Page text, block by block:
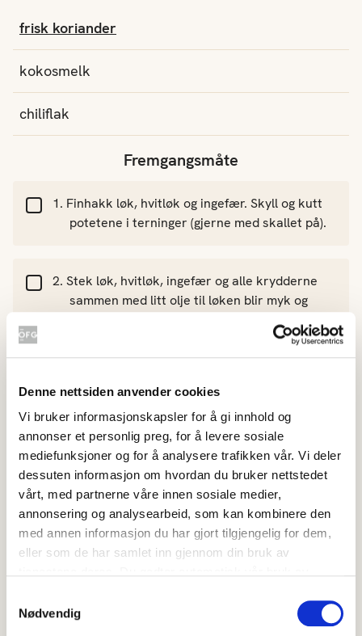
Denne nettsiden anvender cookies
Vi bruker informasjonskapsler for å gi innhold og
annonser et personlig preg, for å levere sosiale
mediefunksjoner og for å analysere trafikken vår. Vi deler
dessuten informasjon om hvordan du bruker nettstedet
vårt, med partnerne våre innen sosiale medier,
annonsering og analysearbeid, som kan kombinere den
med annen informasjon du har gjort tilgjengelig for dem,
eller som de har samlet inn gjennom din bruk av
Nødvendig
frisk koriander
kokosmelk
chiliflak
Fremgangsmåte
Finhakk løk, hvitløk og ingefær. Skyll og kutt
potetene i terninger (gjerne med skallet på).
Stek løk, hvitløk, ingefær og alle krydderne
sammen med litt olje til løken blir myk og
det godt inn.
Hell ut vannet av kikertene og skyll de godt.
Ha i potetene, kikerter, hermetiske tomater,
vann, buljongterning og cherrytomater i
kjelen. La dette koke i minst 10 minutter med
Ha deretter i kokosmelk, og la dette koke inn.